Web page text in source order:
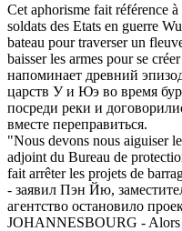
Cet aphorisme fait référence
soldats des Etats en guerre
bateau pour traverser un
baisser les armes pour se
напоминает древний
царств У и Юэ во время
посреди реки и
вместе переправиться.
"Nous devons nous aiguiser
adjoint du Bureau de
fait arrêter les projets de
- заявил Пэн Йю,
агентство остановило
JOHANNESBOURG - Alors